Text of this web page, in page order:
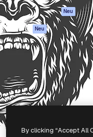
MCP für
Claude/ChatGPT
Neu
Agenten Neu
API
Mobile App
Alle Magnific-Tools
Alle Rechte vorbehalten
By clicking “Accept All